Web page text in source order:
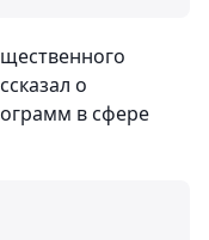
о
в сфере